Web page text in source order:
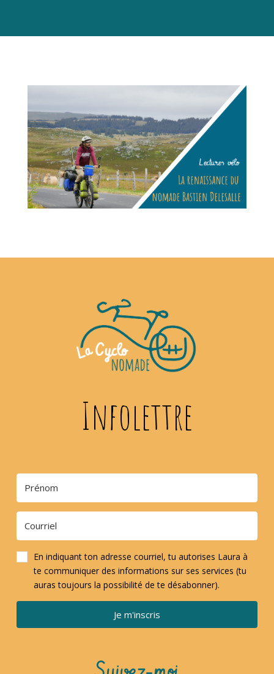
Infolettre
En indiquant ton adresse courriel, tu autorises Laura à
te communiquer des informations sur ses services (tu
auras toujours la possibilité de te désabonner).
Je m'inscris